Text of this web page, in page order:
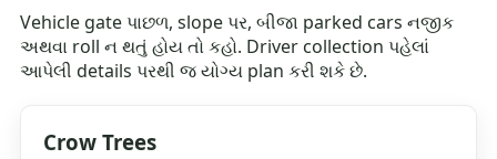
Vehicle gate પાછળ, slope પર, બીજા parked cars નજીક
અથવા roll ન થતું હોય તો કહો. Driver collection પહેલાં
આપેલી details પરથી જ યોગ્ય plan કરી શકે છે.
Crow Trees